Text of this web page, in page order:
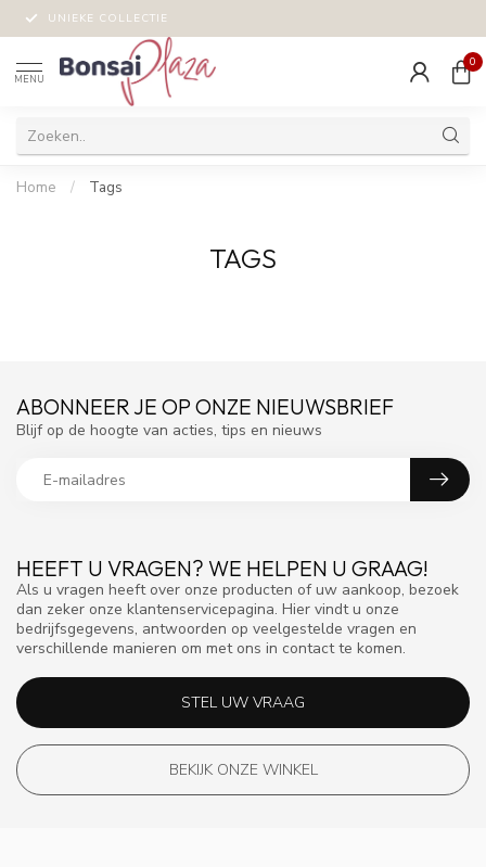
UNIEKE COLLECTIE
MENU
0
Home / Tags
TAGS
HEEFT U VRAGEN? WE HELPEN U GRAAG!
Als u vragen heeft over onze producten of uw aankoop, bezoek
dan zeker onze klantenservicepagina. Hier vindt u onze
bedrijfsgegevens, antwoorden op veelgestelde vragen en
verschillende manieren om met ons in contact te komen.
STEL UW VRAAG
BEKIJK ONZE WINKEL
ABONNEER JE OP ONZE NIEUWSBRIEF
Blijf op de hoogte van acties, tips en nieuws